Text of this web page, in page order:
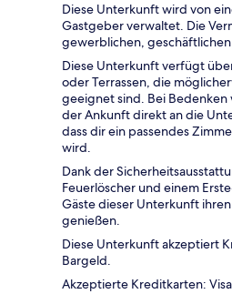
Diese Unterkunft wird von
Gastgeber verwaltet. Die
gewerblichen,
Diese Unterkunft verfügt
oder Terrassen, die
geeignet sind. Bei
der Ankunft direkt an die
dass dir ein passendes
wird.
Dank der
Feuerlöscher und einem
Gäste dieser Unterkunft
genießen.
Diese Unterkunft akzeptiert
Bargeld.
Akzeptierte Kreditkarten: